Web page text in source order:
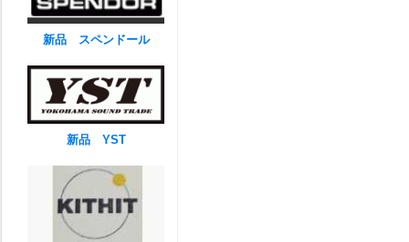
新品 スペンドール
新品 YST